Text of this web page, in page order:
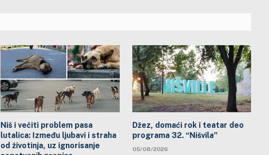
Niš i večiti problem pasa
lutalica: Između ljubavi i straha
od životinja, uz ignorisanje
Džez, domaći rok i teatar deo
programa 32. “Nišvila”
05/08/2026